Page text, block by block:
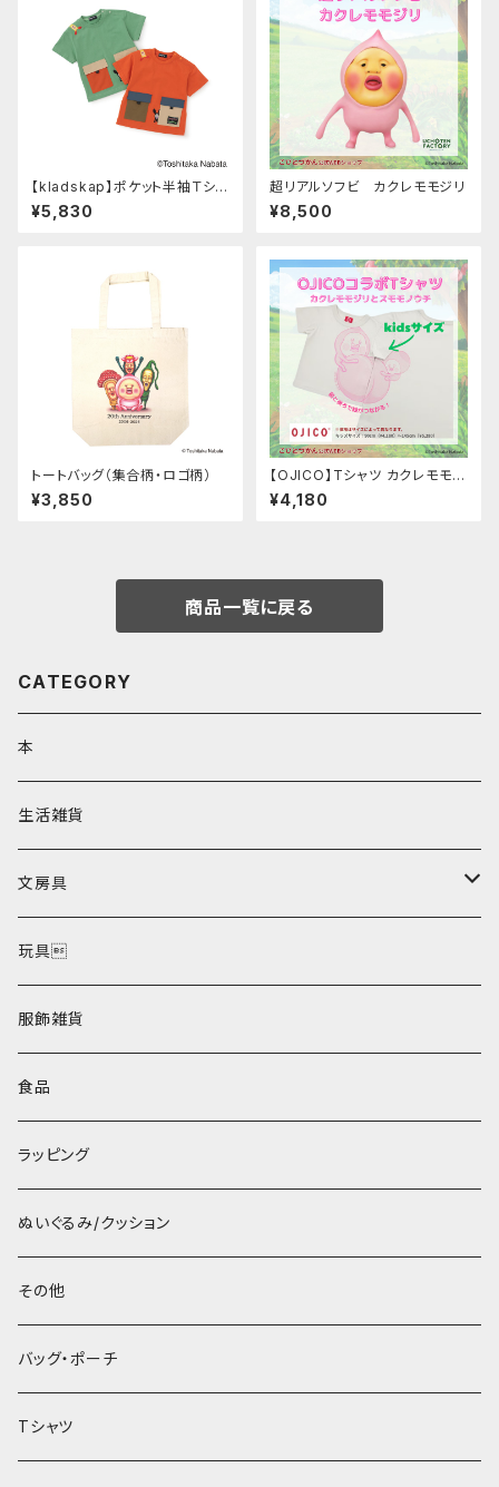
【kladskap】ポケット半袖Ｔシャ
ツ
¥5,830
超リアルソフビ カクレモモジリ
¥8,500
トートバッグ（集合柄・ロゴ柄）
¥3,850
【OJICO】Tシャツ カクレモモジ
リとスモモノウチ（キッズサイズ）
※サイズ別価格
¥4,180
商品一覧に戻る
CATEGORY
本
生活雑貨
文房具
ポストカード
玩具
服飾雑貨
食品
ラッピング
ぬいぐるみ/クッション
その他
バッグ・ポーチ
Tシャツ